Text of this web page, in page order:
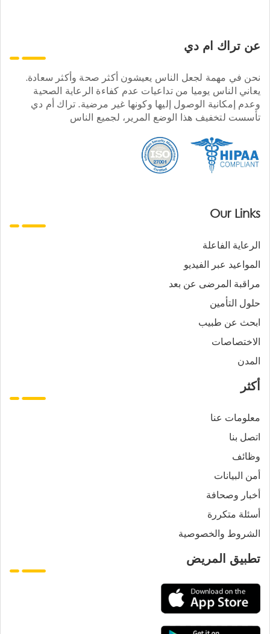
عن تراك ام دي
نحن في مهمة لجعل الناس يعيشون أكثر صحة وأكثر سعادة.
يعاني الناس يوميا من تداعيات عدم كفاءة الرعاية الصحية
وعدم إمكانية الوصول إليها وكونها غير مرضية. تراك أم دي
تأسست لتخفيف هذا الوضع المرير، لجميع الناس
Our Links
الرعاية الفاعلة
المواعيد عبر الفيديو
مراقبة المرضى عن بعد
حلول التأمين
ابحث عن طبيب
الاختصاصات
المدن
أكثر
معلومات عنا
اتصل بنا
وظائف
أمن البيانات
أخبار وصحافة
أسئلة متكررة
الشروط والخصوصية
تطبيق المريض